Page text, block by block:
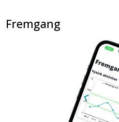
Fremgang